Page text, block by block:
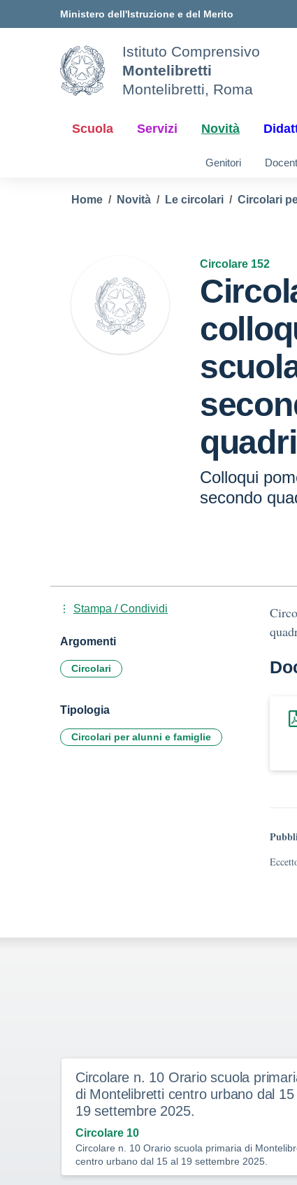
Ministero dell'Istruzione e del Merito
Istituto Comprensivo
Montelibretti
Montelibretti, Roma
Scuola Servizi Novità
Genitori
Home Novità Le circolari Circolari
Circolare 152
Colloqui
secondo
Stampa / Condividi
Argomenti
Circolari
Tipologia
Circolari per alunni e famiglie
Circolare n. 10 Orario scuola
di Montelibretti centro urbano dal 15
19 settembre 2025.
Circolare 10
Circolare n. 10 Orario scuola primaria di
centro urbano dal 15 al 19 settembre 2025.